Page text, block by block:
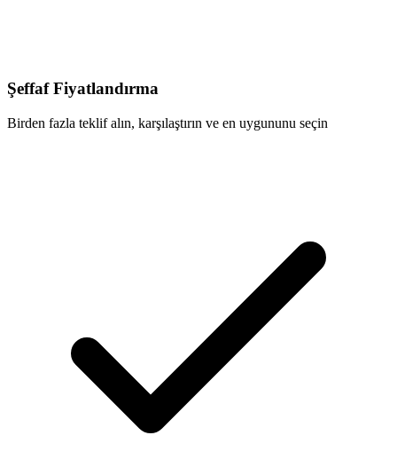
Şeffaf Fiyatlandırma
Birden fazla teklif alın, karşılaştırın ve en uygununu seçin